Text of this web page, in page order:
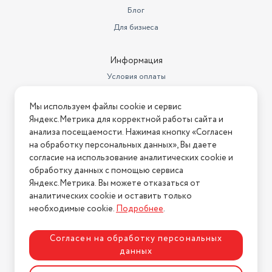
темно-серый
компрессорный
Размораживание холодильной
камеры
капельная система
Количество камер
2
Основной цвет
графитовый
камеры / НТО
сверху
Ширина (см)
57.4
Блог
Для бизнеса
Информация
Условия оплаты
Условия возврата
Нашли ошибку на сайте? Напишите нам
2026 © Интернет-магазин "АстМаркет". У нас есть всё!
Политика конфиденциальности
Разработка сайтаASTDESIGN
Мы используем файлы cookie и сервис
Яндекс.Метрика для корректной работы сайта и
анализа посещаемости. Нажимая кнопку «Согласен
на обработку персональных данных», Вы даете
согласие на использование аналитических cookie и
обработку данных с помощью сервиса
Яндекс.Метрика. Вы можете отказаться от
аналитических cookie и оставить только
необходимые cookie.Подробнее.
Согласен на обработку персональных
данных